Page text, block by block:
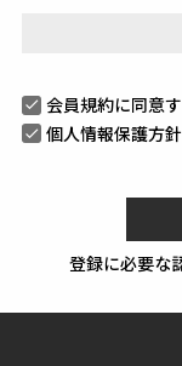
会員規約に同意
個人情報保護方針
登録に必要な